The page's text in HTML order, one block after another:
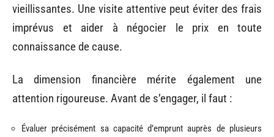
vieillissantes. Une visite attentive peut éviter des frais
imprévus et aider à négocier le prix en toute
connaissance de cause.
La dimension financière mérite également une
attention rigoureuse. Avant de s’engager, il faut :
Évaluer précisément sa capacité d’emprunt auprès de plusieurs